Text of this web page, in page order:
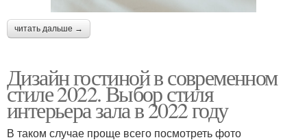
читать дальше →
Дизайн гостиной в современном
стиле 2022. Выбор стиля
интерьера зала в 2022 году
В таком случае проще всего посмотреть фото